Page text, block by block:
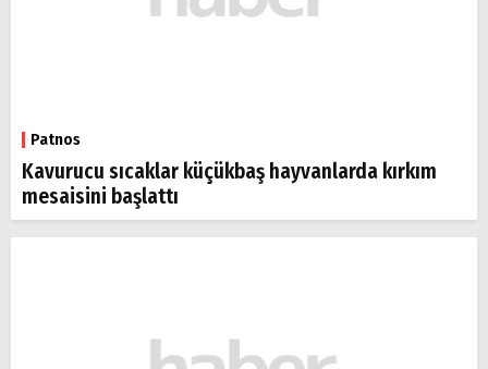
Patnos
Kavurucu sıcaklar küçükbaş hayvanlarda kırkım
mesaisini başlattı